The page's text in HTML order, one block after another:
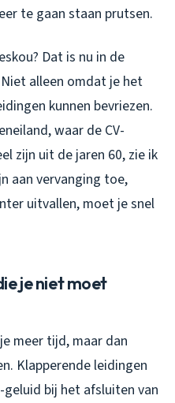
te gaan staan prutsen.
Dat is nu in de
alleen omdat je het
kunnen bevriezen.
waar de CV-
zijn uit de jaren 60, zie ik
aan vervanging toe,
uitvallen, moet je snel
je niet moet
meer tijd, maar dan
Klapperende leidingen
bij het afsluiten van